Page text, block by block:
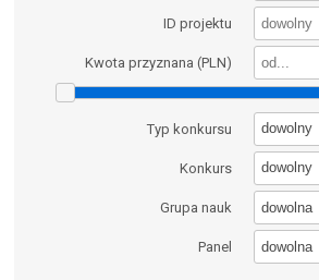
ID projektu
Kwota przyznana (PLN)
Typ konkursu dowolny
Konkurs dowolny
Grupa nauk dowolna
Panel dowolna